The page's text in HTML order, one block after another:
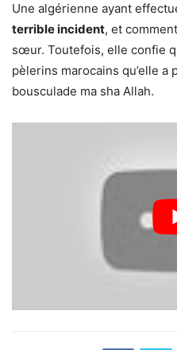
Une algérienne ayant
terrible incident, et
sœur. Toutefois, elle confie
pèlerins marocains qu’elle a
bousculade ma sha Allah.